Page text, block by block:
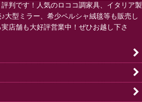
判です！人気のロココ調家具、イタリア製
大型ミラー、希少ペルシャ絨毯等も販売し
店舗も大好評営業中！ぜひお越し下さ